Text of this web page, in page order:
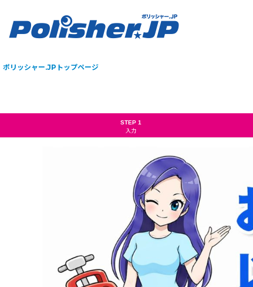
ポリッシャー.JPトップページ
STEP 1
入力